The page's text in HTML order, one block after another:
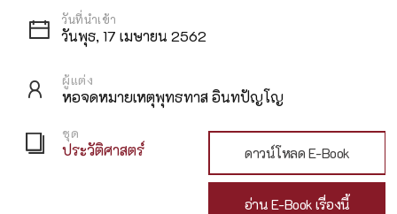
วันพุธ, 17 เมษายน 2562
ผู้แต่ง
หอจดหมายเหตุพุทธทาส อินทปัญโญ
ชุด
ประวัติศาสตร์ ดาวน์โหลด E-Book
อ่าน E-Book เรื่องนี้